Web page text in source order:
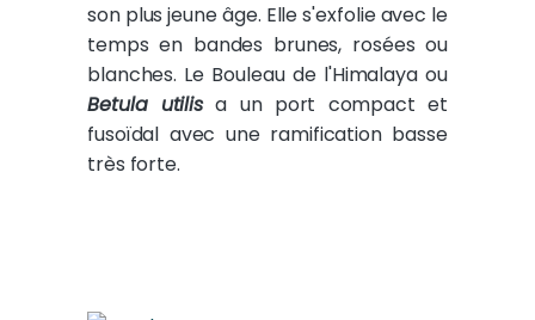
son plus jeune âge. Elle s'exfolie avec le
temps en bandes brunes, rosées ou
blanches. Le Bouleau de l'Himalaya ou
Betula utilisa un port compact et
fusoïdal avec une ramification basse
très forte.